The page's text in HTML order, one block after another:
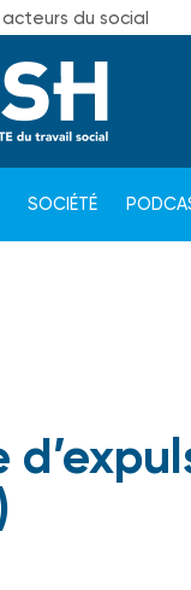
du social
SOCIÉTÉ